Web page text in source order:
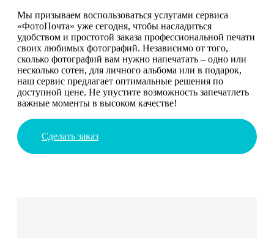
Мы призываем воспользоваться услугами сервиса
«ФотоПочта» уже сегодня, чтобы насладиться
удобством и простотой заказа профессиональной печати
своих любимых фотографий. Независимо от того,
сколько фотографий вам нужно напечатать – одно или
несколько сотен, для личного альбома или в подарок,
наш сервис предлагает оптимальные решения по
доступной цене. Не упустите возможность запечатлеть
важные моменты в высоком качестве!
Сделать заказ